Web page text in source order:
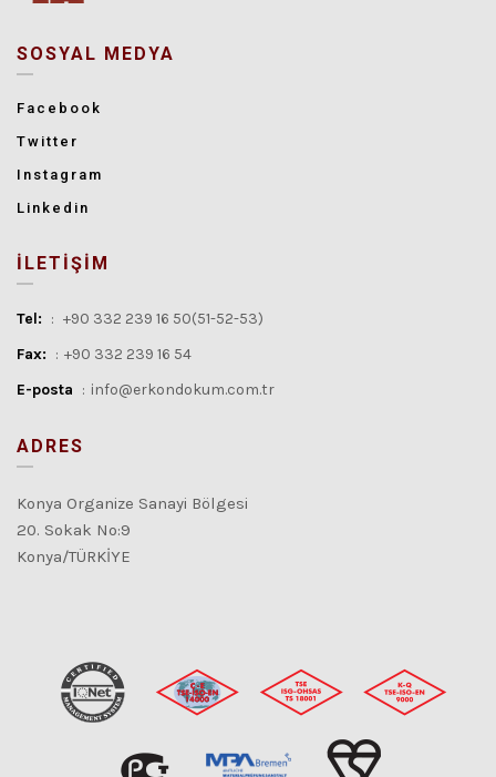
SOSYAL MEDYA
Facebook
Twitter
Instagram
Linkedin
İLETİŞİM
Tel: : +90 332 239 16 50(51-52-53)
Fax: : +90 332 239 16 54
E-posta : info@erkondokum.com.tr
ADRES
Konya Organize Sanayi Bölgesi
20. Sokak No:9
Konya/TÜRKİYE